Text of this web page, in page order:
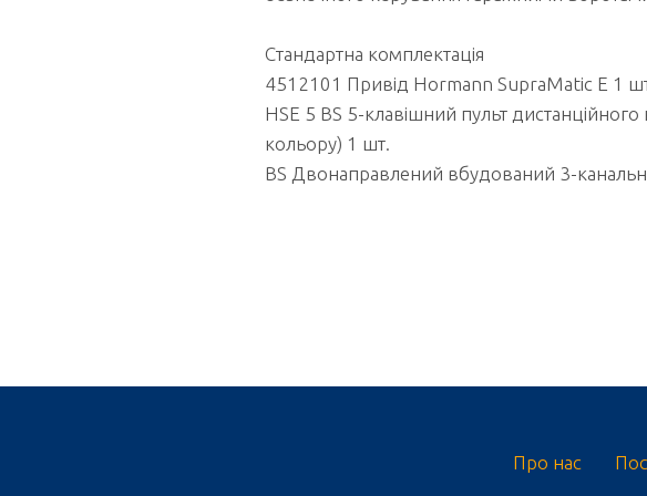
Стандартна комплектація
4512101 Привід Hormann SupraMatic E 1
HSE 5 BS 5-клавішний пульт
кольору) 1 шт.
BS Двонаправлений вбудований 3-
Про нас